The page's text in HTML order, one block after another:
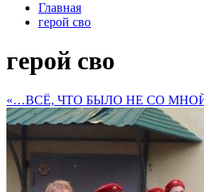
Главная
герой сво
герой сво
«…ВСЁ, ЧТО БЫЛО НЕ СО